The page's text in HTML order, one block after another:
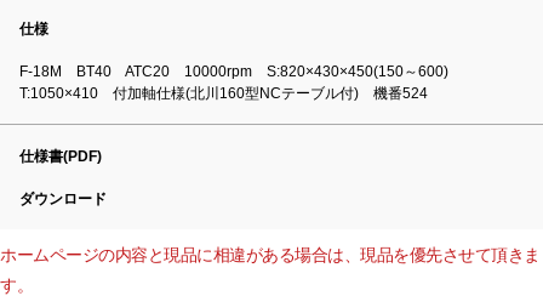
仕様
F-18M BT40 ATC20 10000rpm S:820×430×450(150～600)
T:1050×410 付加軸仕様(北川160型NCテーブル付) 機番524
仕様書(PDF)
ダウンロード
ホームページの内容と現品に相違がある場合は、現品を優先させて頂きま
す。